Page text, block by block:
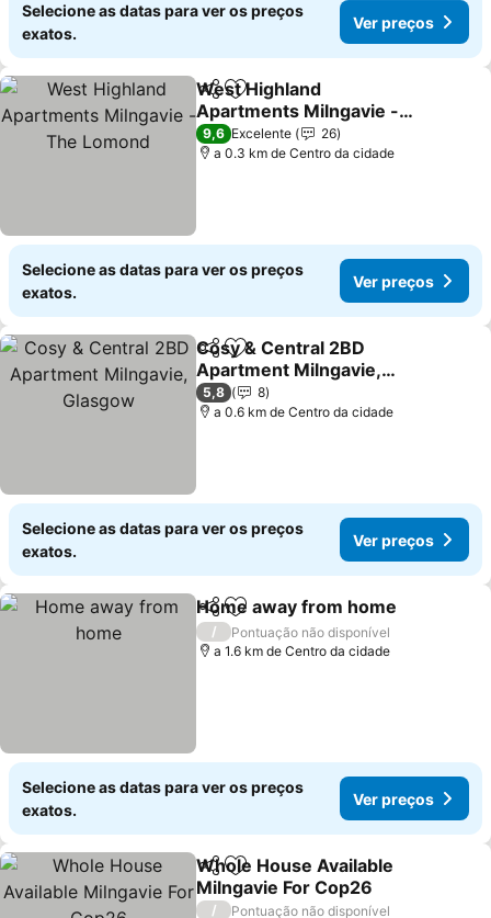
Selecione as datas para ver os preços
exatos.
Ver preços
PartilharAdicionar aos favoritos
West Highland
Apartments Milngavie -
The Lomond
9,6 Excelente
26
a 0.3 km de Centro da cidade
Selecione as datas para ver os preços
exatos.
Ver preços
PartilharAdicionar aos favoritos
Cosy & Central 2BD
Apartment Milngavie,
Glasgow
5,8
8
a 0.6 km de Centro da cidade
Selecione as datas para ver os preços
exatos.
Ver preços
PartilharAdicionar aos favoritos
Home away from home
/
Pontuação não disponível
a 1.6 km de Centro da cidade
Selecione as datas para ver os preços
exatos.
Ver preços
PartilharAdicionar aos favoritos
Whole House Available
Milngavie For Cop26
/ Pontuação não disponível